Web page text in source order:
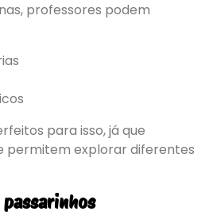
professores podem
para isso, já que
permitem explorar diferentes